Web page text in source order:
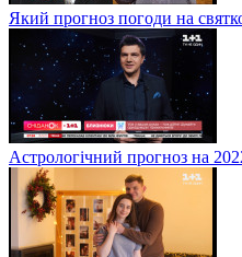
Який прогноз погоди на
Астрологічний прогноз на